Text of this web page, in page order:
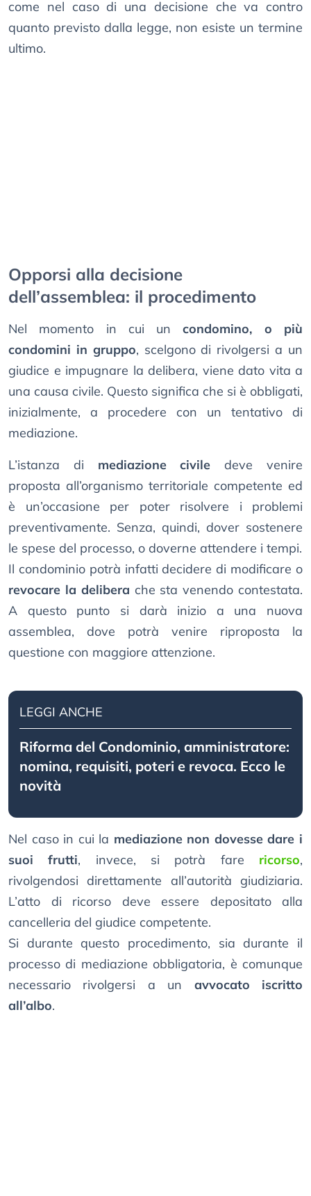
come nel caso di una decisione che va contro
quanto previsto dalla legge, non esiste un termine
ultimo.
Opporsi alla decisione
dell’assemblea: il procedimento
Nel momento in cui uncondomino, o più
condomini in gruppo, scelgono di rivolgersi a un
giudice e impugnare la delibera, viene dato vita a
una causa civile. Questo significa che si è obbligati,
inizialmente, a procedere con un tentativo di
mediazione.
L’istanza di mediazione civile deve venire
proposta all’organismo territoriale competente ed
è un’occasione per poter risolvere i problemi
preventivamente. Senza, quindi, dover sostenere
le spese del processo, o doverne attendere i tempi.
Il condominio potrà infatti decidere di modificare o
revocare la delibera che sta venendo contestata.
A questo punto si darà inizio a una nuova
assemblea, dove potrà venire riproposta la
questione con maggiore attenzione.
LEGGI ANCHE
Riforma del Condominio, amministratore:
nomina, requisiti, poteri e revoca. Ecco le
novità
Nel caso in cui la mediazione non dovesse dare i
suoi frutti, invece, si potrà fare ricorso,
rivolgendosi direttamente all’autorità giudiziaria.
L’atto di ricorso deve essere depositato alla
cancelleria del giudice competente.
Si durante questo procedimento, sia durante il
processo di mediazione obbligatoria, è comunque
necessario rivolgersi a un avvocato iscritto
all’albo.